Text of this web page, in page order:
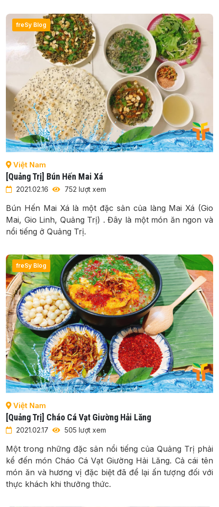
freSy Blog
Việt Nam
[Quảng Trị] Bún Hến Mai Xá
2021.02.16 752 lượt xem
Bún Hến Mai Xá là một đặc sản của làng Mai Xá (Gio
Mai, Gio Linh, Quảng Trị) . Đây là một món ăn ngon và
nổi tiếng ở Quảng Trị.
freSy Blog
Việt Nam
[Quảng Trị] Cháo Cá Vạt Giường Hải Lăng
2021.02.17 505 lượt xem
Một trong những đặc sản nổi tiếng của Quảng Trị phải
kể đến món Cháo Cá Vạt Giường Hải Lăng. Cả cái tên
món ăn và hương vị đặc biệt đã để lại ấn tượng đối với
thực khách khi thưởng thức.